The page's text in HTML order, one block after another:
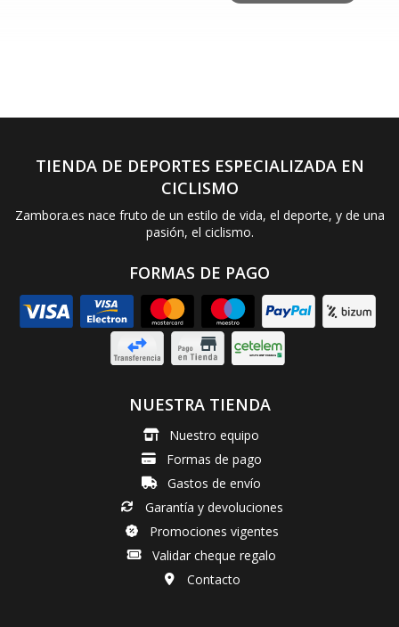
TIENDA DE DEPORTES ESPECIALIZADA EN
CICLISMO
Zambora.es nace fruto de un estilo de vida, el deporte, y de una
pasión, el ciclismo.
FORMAS DE PAGO
NUESTRA TIENDA
Nuestro equipo
Formas de pago
Gastos de envío
Garantía y devoluciones
Promociones vigentes
Validar cheque regalo
Contacto